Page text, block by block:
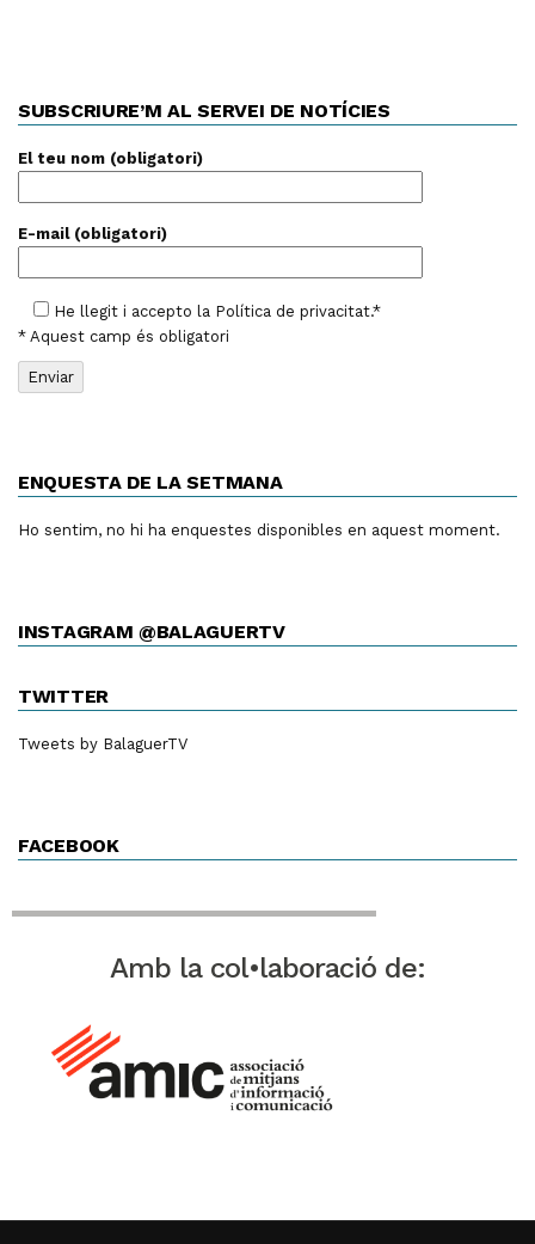
SUBSCRIURE’M AL SERVEI DE NOTÍCIES
El teu nom (obligatori)
E-mail (obligatori)
He llegit i accepto la Política de privacitat.*
* Aquest camp és obligatori
ENQUESTA DE LA SETMANA
Ho sentim, no hi ha enquestes disponibles en aquest moment.
INSTAGRAM @BALAGUERTV
TWITTER
Tweets by BalaguerTV
FACEBOOK
Amb la col•laboració de: